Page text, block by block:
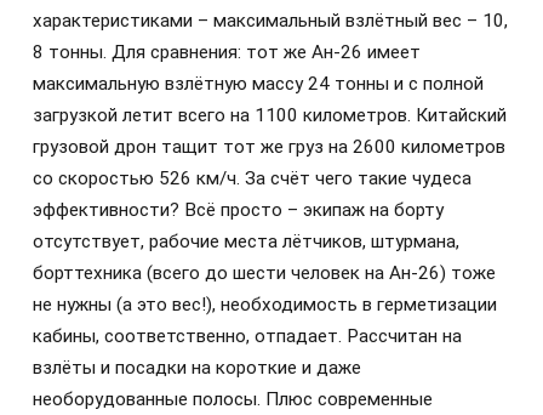
характеристиками – максимальный взлётный вес – 10,
8 тонны. Для сравнения: тот же Ан-26 имеет
максимальную взлётную массу 24 тонны и с полной
загрузкой летит всего на 1100 километров. Китайский
грузовой дрон тащит тот же груз на 2600 километров
со скоростью 526 км/ч. За счёт чего такие чудеса
эффективности? Всё просто – экипаж на борту
отсутствует, рабочие места лётчиков, штурмана,
борттехника (всего до шести человек на Ан-26) тоже
не нужны (а это вес!), необходимость в герметизации
кабины, соответственно, отпадает. Рассчитан на
взлёты и посадки на короткие и даже
необорудованные полосы. Плюс современные